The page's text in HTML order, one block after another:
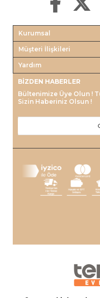
Kurumsal
Müşteri İlişkileri
Yardım
BIZDEN HABERLER
Bültenimize Üye Olun !
Sizin Haberiniz Olsun !